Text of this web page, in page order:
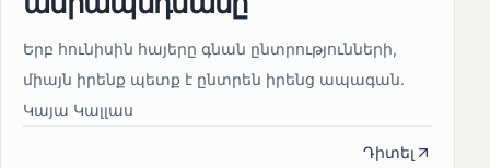
Երբ հունիսին հայերը գնան ընտրությունների,
միայն իրենք պետք է ընտրեն իրենց ապագան.
Կայա Կալլաս
Դիտել